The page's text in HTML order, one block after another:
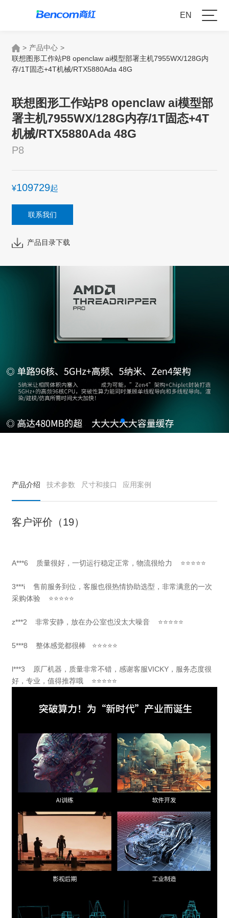
EN
> 产品中心 >
联想图形工作站P8 openclaw ai模型部署主机7955WX/128G内
存/1T固态+4T机械/RTX5880Ada 48G
联想图形工作站P8 openclaw ai模型部
署主机7955WX/128G内存/1T固态+4T
机械/RTX5880Ada 48G
P8
¥109729起
联系我们
产品目录下载
产品介绍 技术参数 尺寸和接口 应用案例
客户评价（19）
A***6 质量很好，一切运行稳定正常，物流很给力 ⭐⭐⭐⭐⭐
3***i 售前服务到位，客服也很热情协助选型，非常满意的一次
采购体验 ⭐⭐⭐⭐⭐
z***2 非常安静，放在办公室也没太大噪音 ⭐⭐⭐⭐⭐
5***8 整体感觉都很棒 ⭐⭐⭐⭐⭐
l***3 原厂机器，质量非常不错，感谢客服VICKY，服务态度很
好，专业，值得推荐哦 ⭐⭐⭐⭐⭐